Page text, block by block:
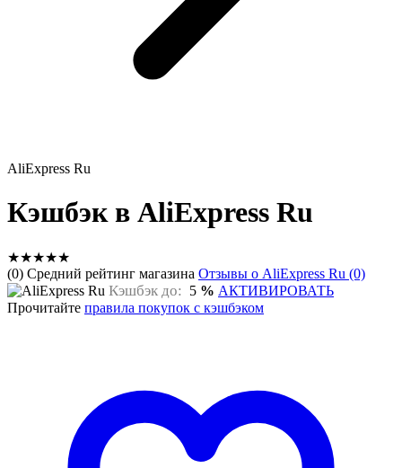
AliExpress Ru
Кэшбэк в AliExpress Ru
★★★★★
(0) Средний рейтинг магазина Отзывы о AliExpress Ru (0)
Кэшбэк до: 5 % АКТИВИРОВАТЬ
Прочитайте правила покупок с кэшбэком